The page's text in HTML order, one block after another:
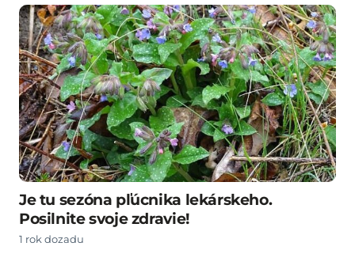
Je tu sezóna pľúcnika lekárskeho.
Posilnite svoje zdravie!
1 rok dozadu